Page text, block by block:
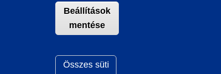
Beállítások
mentése
Összes süti